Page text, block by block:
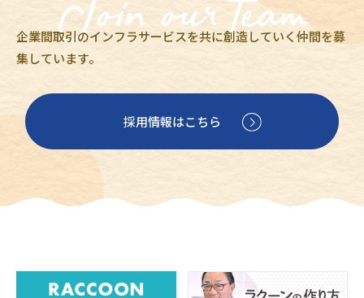
企業間取引のインフラサービスを共に創造していく仲間を募
集しています。
採用情報はこちら